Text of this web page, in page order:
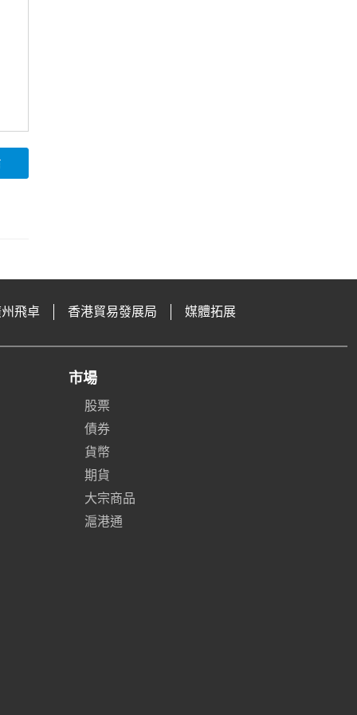
飛卓 香港貿易發展局 媒體拓展
市場
股票
債券
貨幣
期貨
大宗商品
滬港通